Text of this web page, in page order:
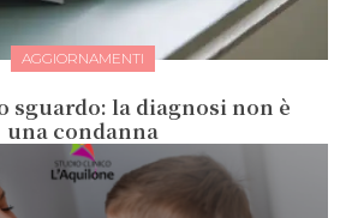
AGGIORNAMENTI
sguardo: la diagnosi non è
una condanna